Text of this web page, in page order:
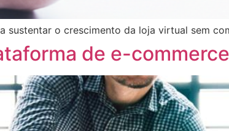
sustentar o crescimento da loja virtual sem
de e-